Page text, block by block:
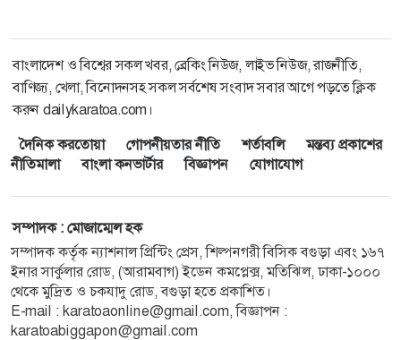
বাংলাদেশ ও বিশ্বের সকল খবর, ব্রেকিং নিউজ, লাইভ নিউজ, রাজনীতি,
বাণিজ্য, খেলা, বিনোদনসহ সকল সর্বশেষ সংবাদ সবার আগে পড়তে ক্লিক
করুন dailykaratoa.com।
দৈনিক করতোয়া
গোপনীয়তার নীতি শর্তাবলি
মন্তব্য প্রকাশের
নীতিমালা
বাংলা কনভার্টার বিজ্ঞাপন যোগাযোগ
সম্পাদক : মোজাম্মেল হক
সম্পাদক কর্তৃক ন্যাশনাল প্রিন্টিং প্রেস, শিল্পনগরী বিসিক বগুড়া এবং ১৬৭
ইনার সার্কুলার রোড, (আরামবাগ) ইডেন কমপ্লেক্স, মতিঝিল, ঢাকা-১০০০
থেকে মুদ্রিত ও চকযাদু রোড, বগুড়া হতে প্রকাশিত।
E-mail : karatoaonline@gmail.com, বিজ্ঞাপন :
karatoabiggapon@gmail.com